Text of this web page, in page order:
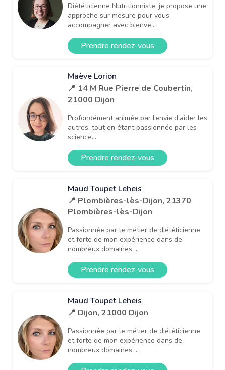
Diététicienne Nutritionniste, je propose une
approche sur mesure pour vous
accompagner avec bienve...
Prendre rendez-vous
Maève Lorion
📍 14 M Rue Pierre de Coubertin,
21000 Dijon
Profondément animée par l’envie d’aider les
autres, tout en étant passionnée par les
science...
Prendre rendez-vous
Maud Toupet Leheis
📍 Plombières-lès-Dijon, 21370
Plombières-lès-Dijon
Passionnée par le métier de diététicienne
et forte de mon expérience dans de
nombreux domaines ...
Prendre rendez-vous
Maud Toupet Leheis
📍 Dijon, 21000 Dijon
Passionnée par le métier de diététicienne
et forte de mon expérience dans de
nombreux domaines ...